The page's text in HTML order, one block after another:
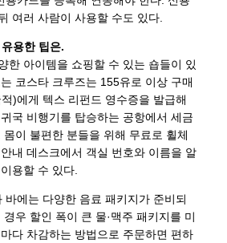
여러 사람이 사용할 수도 있다.
용한 팁은.
한 아이템을 쇼핑할 수 있는 숍들이 있
코스타 크루즈는 155유로 이상 구매
)에게 텍스 리펀드 영수증을 발급해
국 비행기를 탑승하는 공항에서 세금
이 불편한 분들을 위해 무료로 휠체
내 데스크에서 객실 번호와 이름을 알
용할 수 있다.
바에는 다양한 음료 패키지가 준비되
우 할인 폭이 큰 물·맥주 패키지를 미
다 차감하는 방법으로 주문하면 편하